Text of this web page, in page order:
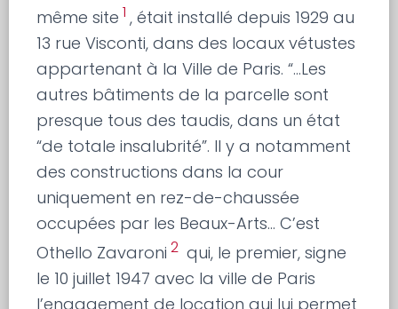
même site 1 , était installé depuis 1929 au
13 rue Visconti, dans des locaux vétustes
appartenant à la Ville de Paris. “…Les
autres bâtiments de la parcelle sont
presque tous des taudis, dans un état
“de totale insalubrité”. Il y a notamment
des constructions dans la cour
uniquement en rez-de-chaussée
occupées par les Beaux-Arts… C’est
Othello Zavaroni 2 qui, le premier, signe
le 10 juillet 1947 avec la ville de Paris
l’engagement de location qui lui permet